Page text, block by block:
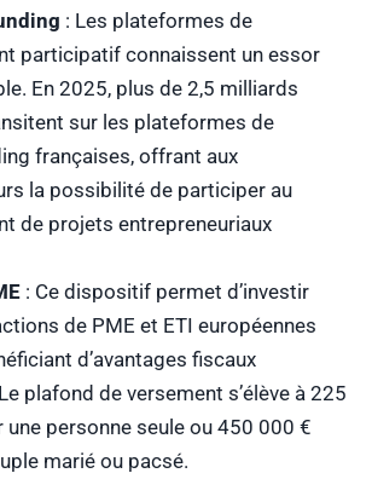
: Les plateformes de
participatif connaissent un essor
En 2025, plus de 2,5 milliards
sur les plateformes de
françaises, offrant aux
la possibilité de participer au
de projets entrepreneuriaux
: Ce dispositif permet d’investir
de PME et ETI européennes
d’avantages fiscaux
plafond de versement s’élève à 225
une personne seule ou 450 000 €
marié ou pacsé.